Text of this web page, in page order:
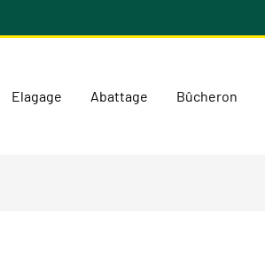
Elagage Abattage Bûcheron